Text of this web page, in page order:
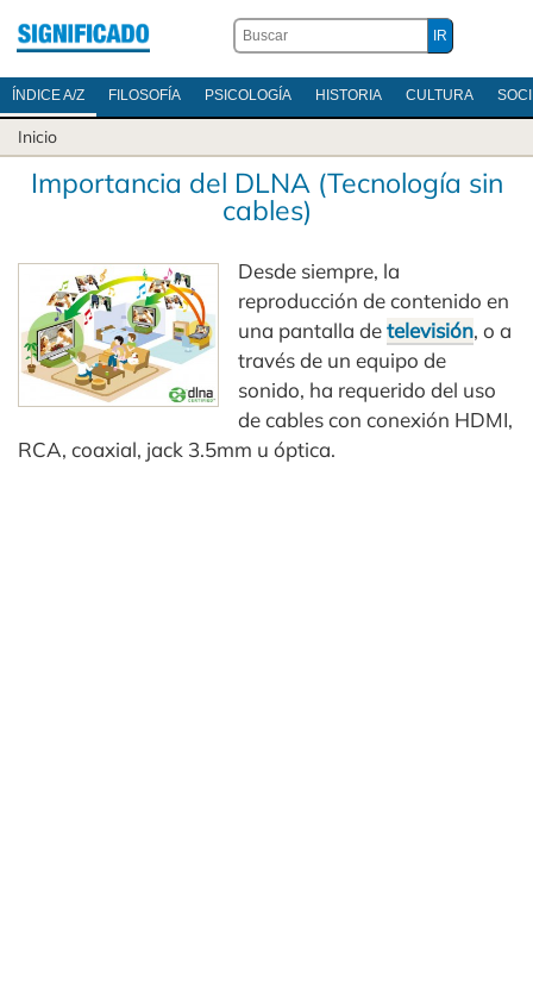
ÍNDICE A/Z FILOSOFÍA PSICOLOGÍA HISTORIA CULTURA
Inicio
Importancia del DLNA (Tecnología sin
cables)
Desde siempre, la
reproducción de contenido en
una pantalla detelevisión, o a
través de un equipo de
sonido, ha requerido del uso
de cables con conexión HDMI,
RCA, coaxial, jack 3.5mm u óptica.